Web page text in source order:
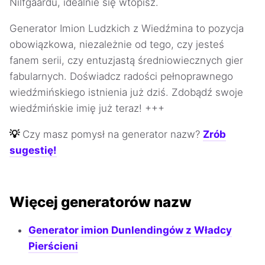
Generator Imion Ludzkich z Wiedźmina to pozycja
obowiązkowa, niezależnie od tego, czy jesteś
fanem serii, czy entuzjastą średniowiecznych gier
fabularnych. Doświadcz radości pełnoprawnego
wiedźmińskiego istnienia już dziś. Zdobądź swoje
wiedźmińskie imię już teraz! +++
💡 Czy masz pomysł na generator nazw? Zrób
sugestię!
Więcej generatorów nazw
Generator imion Dunlendingów z Władcy
Pierścieni